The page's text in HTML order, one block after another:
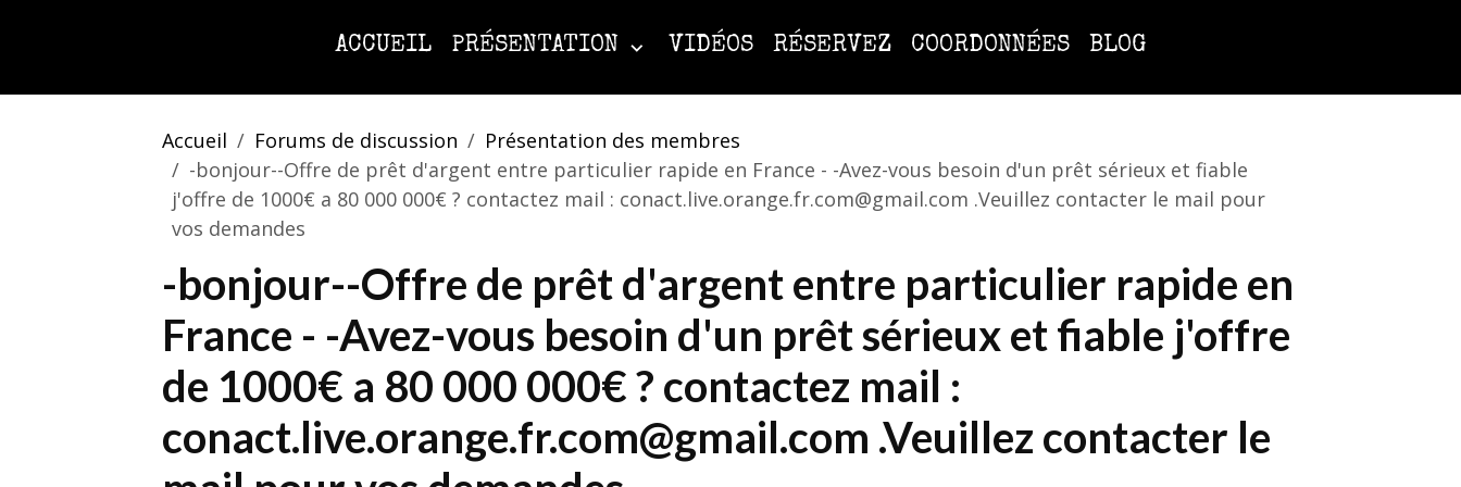
ACCUEIL PRÉSENTATION VIDÉOS RÉSERVEZ COORDONNÉES BLOG
Accueil Forums de discussion
Présentation des membres
-bonjour--Offre de prêt d'argent entre particulier rapide en France - -Avez-vous besoin d'un prêt sérieux et fiable
j'offre de 1000€ a 80 000 000€ ? contactez mail : conact.live.orange.fr.com@gmail.com .Veuillez contacter le mail pour
vos demandes
-bonjour--Offre de prêt d'argent entre particulier rapide en
France - -Avez-vous besoin d'un prêt sérieux et fiable j'offre
de 1000€ a 80 000 000€ ? contactez mail :
conact.live.orange.fr.com@gmail.com .Veuillez contacter le